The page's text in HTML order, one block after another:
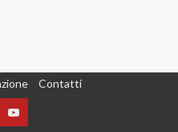
Contatti
Yountube